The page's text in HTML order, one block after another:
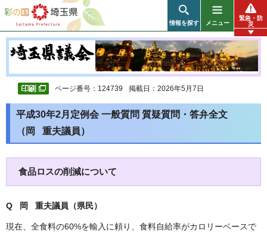
彩の国 埼玉県
情報を探す メニュー
緊急・防
災
ページ番号：124739 掲載日：2026年5月7日
平成30年2月定例会 一般質問 質疑質問・答弁全文
（岡 重夫議員）
食品ロスの削減について
Q 岡 重夫議員（県民）
現在、全食料の60%を輸入に頼り、食料自給率がカロリーベースで